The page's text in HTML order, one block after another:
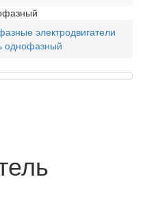
электродвигатели
однофазный